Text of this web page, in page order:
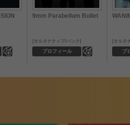
9mm Parabellum Bullet
プロフィール
オルタナティブ/パンク
プ
オルタ